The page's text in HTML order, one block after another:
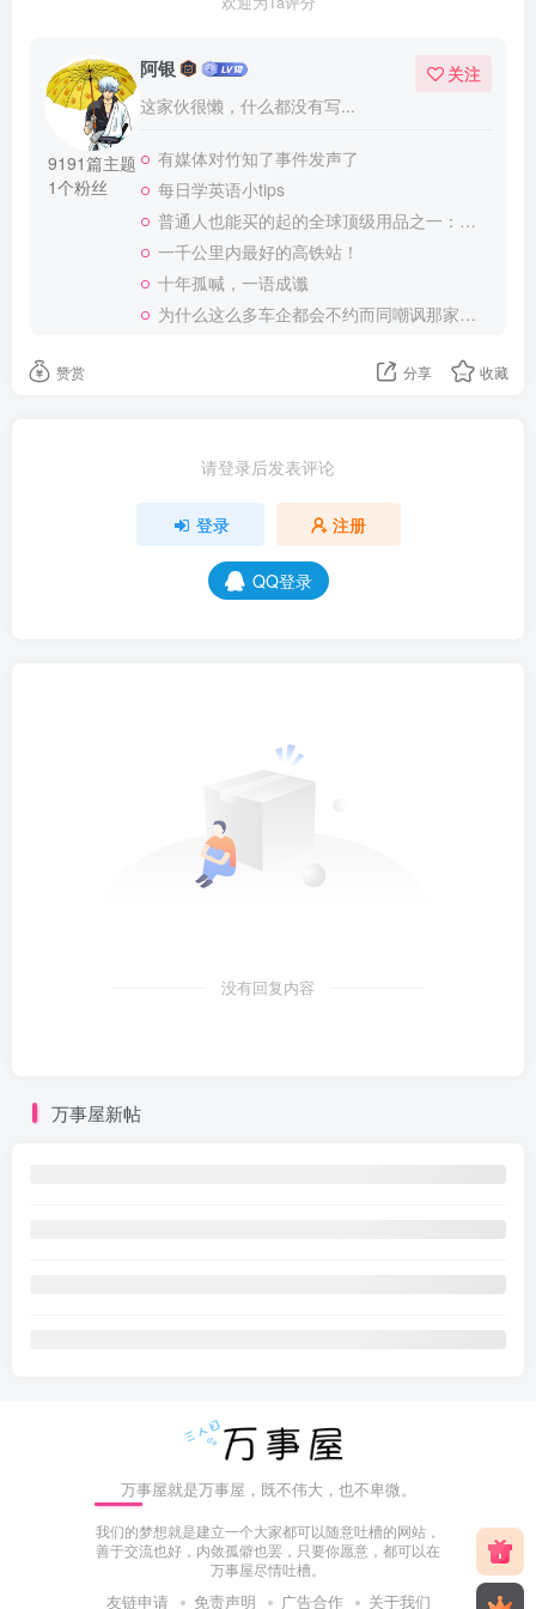
9191篇主题
1个粉丝
阿银
这家伙很懒，什么都没有写...
关注
有媒体对竹知了事件发声了
每日学英语小tips
普通人也能买的起的全球顶级用品之一：WD-40润滑除锈剂！
一千公里内最好的高铁站！
十年孤喊，一语成谶
为什么这么多车企都会不约而同嘲讽那家说不得的车企？
赞赏 分享 收藏
请登录后发表评论
登录 注册
QQ登录
没有回复内容
万事屋新帖
万事屋就是万事屋，既不伟大，也不卑微。
我们的梦想就是建立一个大家都可以随意吐槽的网站，
善于交流也好，内敛孤僻也罢，只要你愿意，都可以在
万事屋尽情吐槽。
友链申请 免责声明 广告合作 关于我们